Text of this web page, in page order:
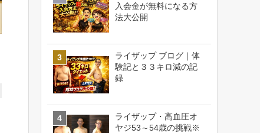
入会金が無料になる方
法大公開
ライザップ ブログ｜体
験記と３３キロ減の記
録
ライザップ・高血圧オ
ヤジ53～54歳の挑戦※